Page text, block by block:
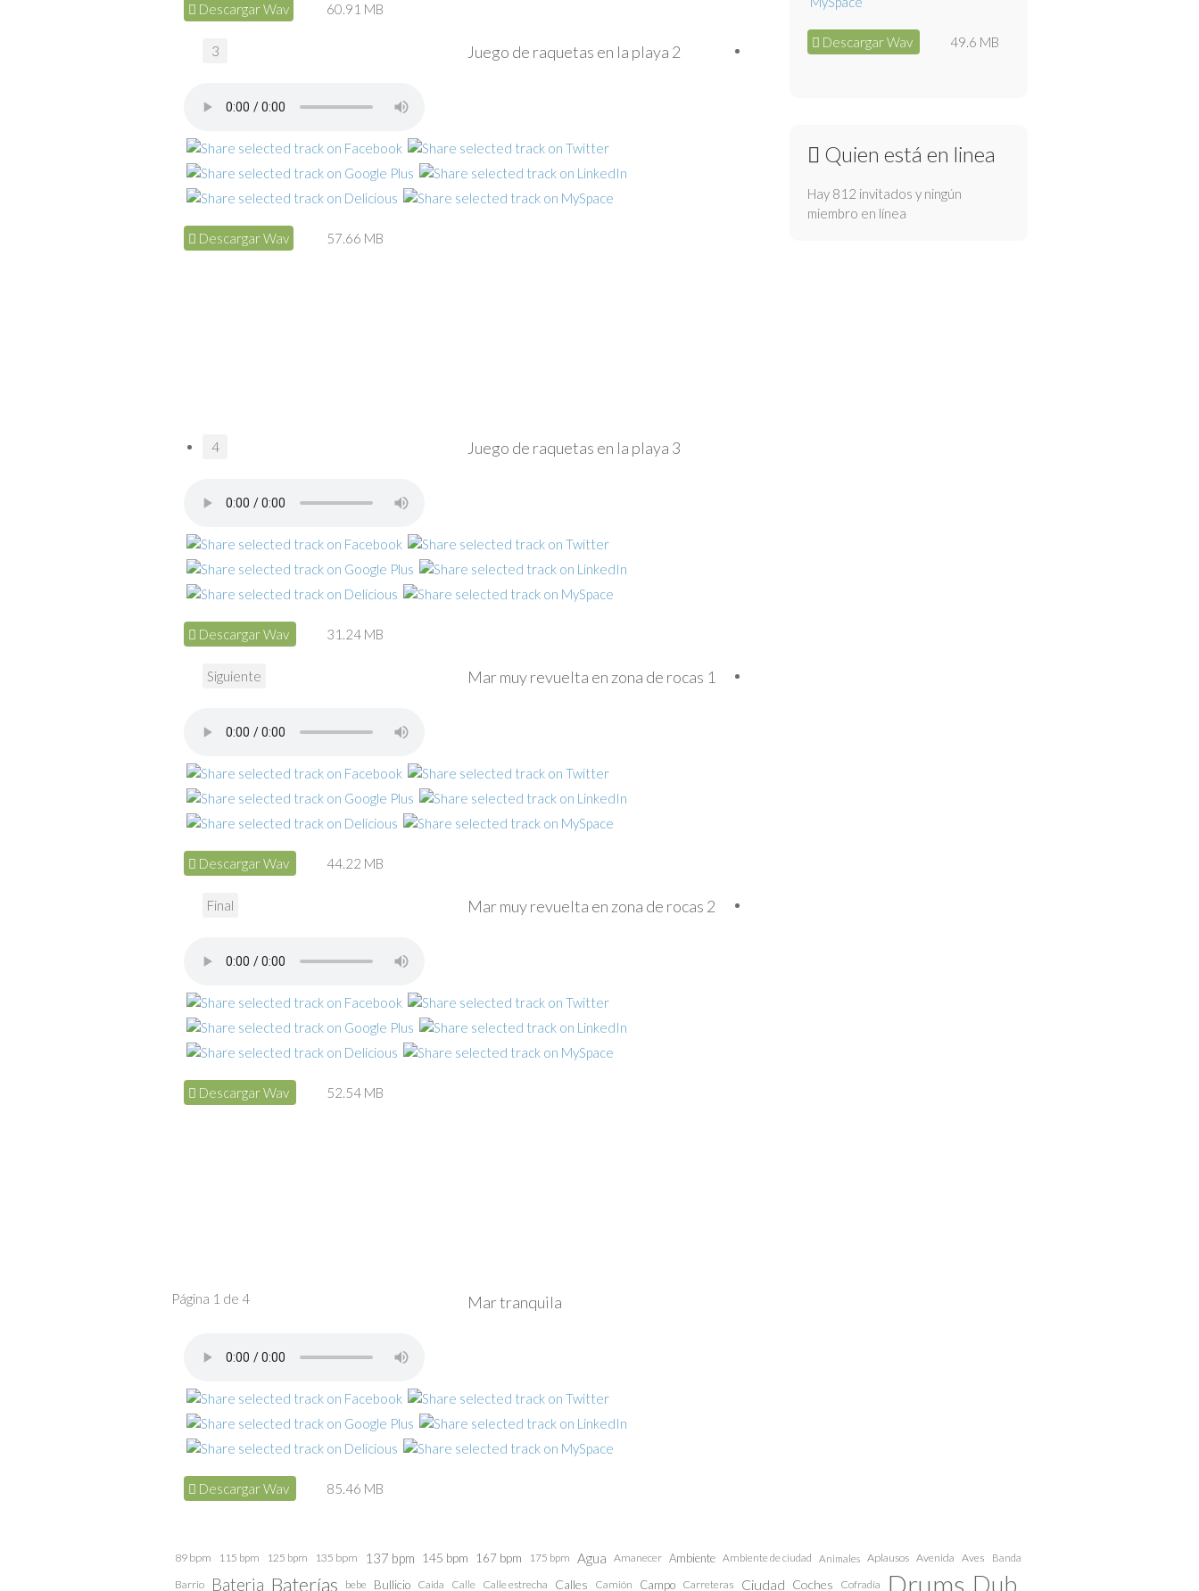
Descargar Wav 60.91 MB
Juego de raquetas en la playa 2
Descargar Wav 57.66 MB
Juego de raquetas en la playa 3
Descargar Wav 31.24 MB
Mar muy revuelta en zona de rocas 1
Descargar Wav 44.22 MB
Mar muy revuelta en zona de rocas 2
Descargar Wav 52.54 MB
Mar tranquila
Descargar Wav 85.46 MB
3
4
Siguiente
Final
Página 1 de 4
Descargar Wav 49.6 MB
Quien está en linea
Hay 812 invitados y ningún
miembro en línea
89 bpm 115 bpm 125 bpm 135 bpm 137 bpm 145 bpm 167 bpm 175 bpm Agua Amanecer Ambiente Ambiente de ciudad Animales Aplausos Avenida Aves Banda
Barrio Bateria Baterías bebe Bullicio Caida Calle Calle estrecha Calles Camión Campo Carreteras Ciudad Coches Cofradía Drums Dub